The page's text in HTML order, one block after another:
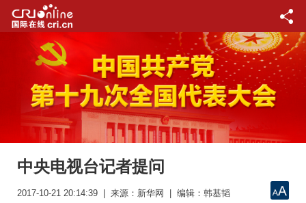
中央电视台记者提问
2017-10-21 20:14:39 | 来源：新华网 | 编辑：韩基韬